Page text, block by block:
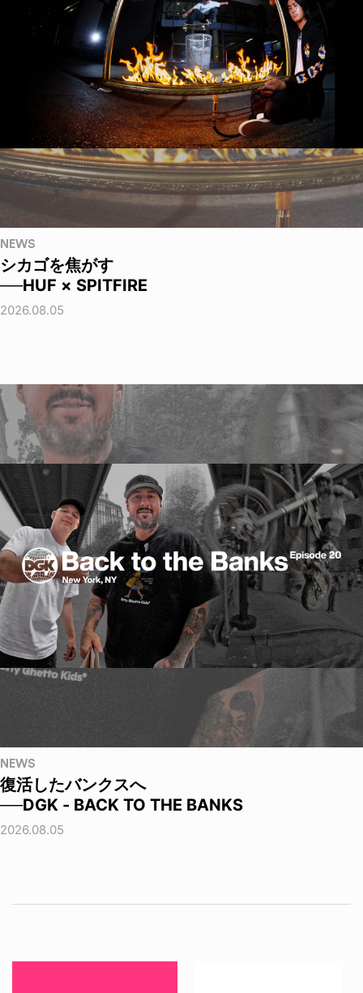
NEWS
シカゴを焦がす
──HUF × SPITFIRE
2026.08.05
NEWS
復活したバンクスへ
──DGK - BACK TO THE BANKS
2026.08.05